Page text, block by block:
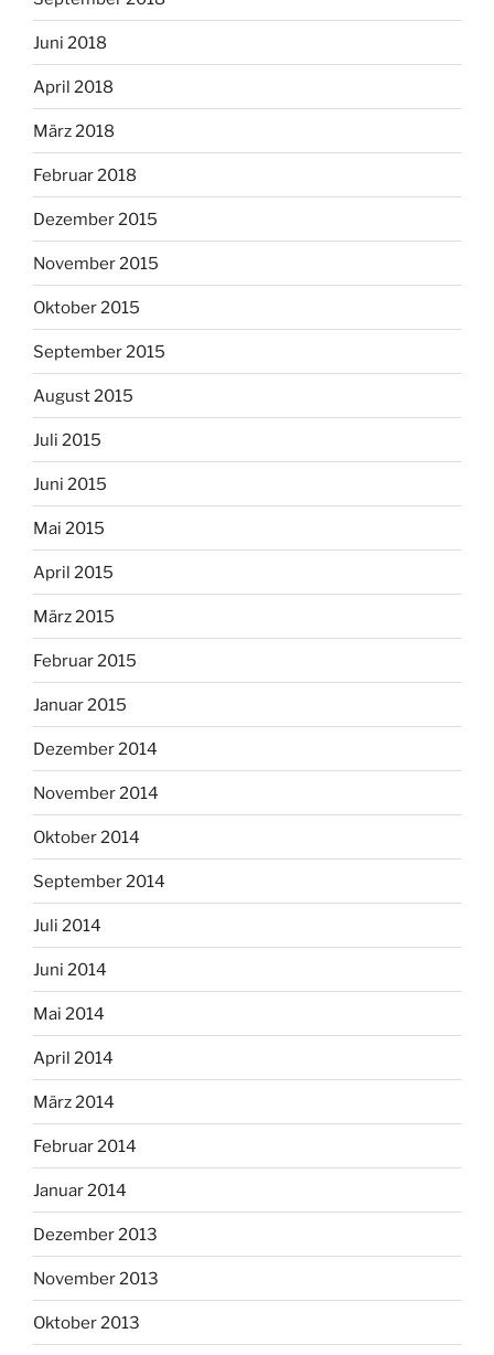
Juni 2018
April 2018
März 2018
Februar 2018
Dezember 2015
November 2015
Oktober 2015
September 2015
August 2015
Juli 2015
Juni 2015
Mai 2015
April 2015
März 2015
Februar 2015
Januar 2015
Dezember 2014
November 2014
Oktober 2014
September 2014
Juli 2014
Juni 2014
Mai 2014
April 2014
März 2014
Februar 2014
Januar 2014
Dezember 2013
November 2013
Oktober 2013